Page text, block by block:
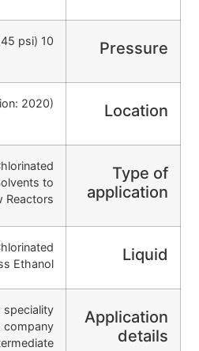
Pressure
10 bar (145 psi)
Location
2020)
Type of
application
to
Reactors
Liquid
Ethanol
Application
details
speciality
company